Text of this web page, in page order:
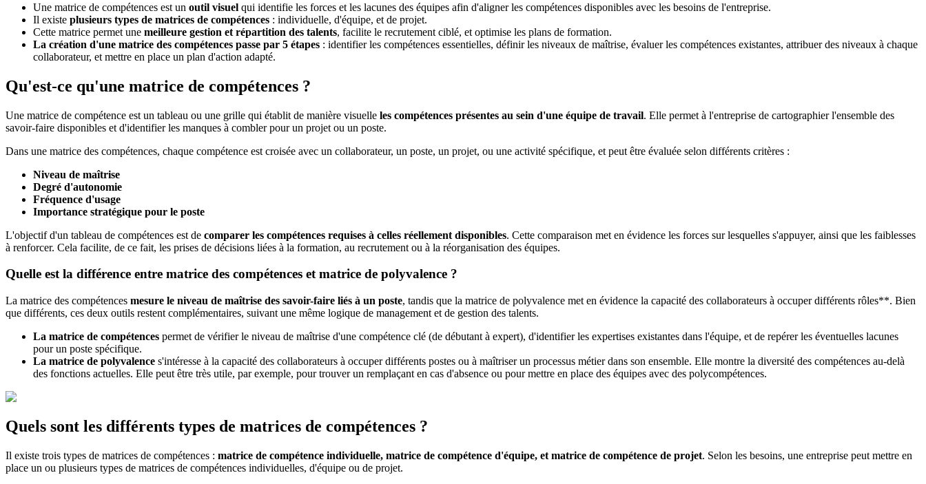
Une matrice de compétences est un outil visuel qui identifie les forces et les lacunes des équipes afin d'aligner les compétences disponibles avec les besoins de l'entreprise.
Il existe plusieurs types de matrices de compétences : individuelle, d'équipe, et de projet.
Cette matrice permet une meilleure gestion et répartition des talents, facilite le recrutement ciblé, et optimise les plans de formation.
La création d'une matrice des compétences passe par 5 étapes : identifier les compétences essentielles, définir les niveaux de maîtrise, évaluer les compétences existantes, attribuer des niveaux à chaque
collaborateur, et mettre en place un plan d'action adapté.
Qu'est-ce qu'une matrice de compétences ?
Une matrice de compétence est un tableau ou une grille qui établit de manière visuelle les compétences présentes au sein d'une équipe de travail. Elle permet à l'entreprise de cartographier l'ensemble des
savoir-faire disponibles et d'identifier les manques à combler pour un projet ou un poste.
Dans une matrice des compétences, chaque compétence est croisée avec un collaborateur, un poste, un projet, ou une activité spécifique, et peut être évaluée selon différents critères :
Niveau de maîtrise
Degré d'autonomie
Fréquence d'usage
Importance stratégique pour le poste
L'objectif d'un tableau de compétences est de comparer les compétences requises à celles réellement disponibles. Cette comparaison met en évidence les forces sur lesquelles s'appuyer, ainsi que les faiblesses
à renforcer. Cela facilite, de ce fait, les prises de décisions liées à la formation, au recrutement ou à la réorganisation des équipes.
Quelle est la différence entre matrice des compétences et matrice de polyvalence ?
La matrice des compétences mesure le niveau de maîtrise des savoir-faire liés à un poste, tandis que la matrice de polyvalence met en évidence la capacité des collaborateurs à occuper différents rôles**. Bien
que différents, ces deux outils restent complémentaires, suivant une même logique de management et de gestion des talents.
La matrice de compétences permet de vérifier le niveau de maîtrise d'une compétence clé (de débutant à expert), d'identifier les expertises existantes dans l'équipe, et de repérer les éventuelles lacunes
pour un poste spécifique.
La matrice de polyvalence s'intéresse à la capacité des collaborateurs à occuper différents postes ou à maîtriser un processus métier dans son ensemble. Elle montre la diversité des compétences au-delà
des fonctions actuelles. Elle peut être très utile, par exemple, pour trouver un remplaçant en cas d'absence ou pour mettre en place des équipes avec des polycompétences.
Quels sont les différents types de matrices de compétences ?
Il existe trois types de matrices de compétences : matrice de compétence individuelle, matrice de compétence d'équipe, et matrice de compétence de projet. Selon les besoins, une entreprise peut mettre en
place un ou plusieurs types de matrices de compétences individuelles, d'équipe ou de projet.